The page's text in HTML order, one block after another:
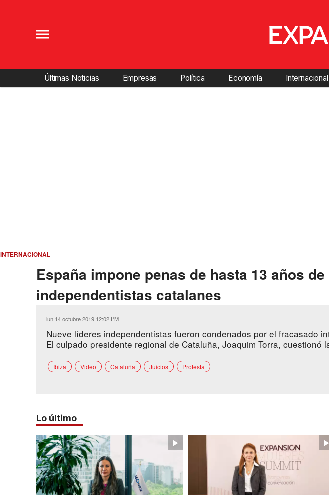
Últimas Noticias Empresas Política Economía Internacional
INTERNACIONAL
España impone penas de hasta 13 años
independentistas catalanes
lun 14 octubre 2019 12:02 PM
Nueve líderes independentistas fueron condenados por el fracasado
El culpado presidente regional de Cataluña, Joaquim Torra, cuestionó
Ibiza Video Cataluña Juicios Protesta
Lo último